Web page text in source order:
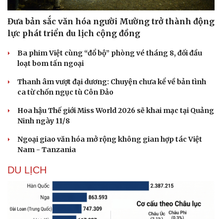
Văn hóa
Sân khấu - Điện ảnh
Âm nhạc
Giải trí
Đưa bản sắc văn hóa người Mường trở thành động
lực phát triển du lịch cộng đồng
Ba phim Việt cùng “đổ bộ” phòng vé tháng 8, đối đầu
loạt bom tấn ngoại
Thanh âm vượt đại dương: Chuyện chưa kể về bản tình
ca từ chốn ngục tù Côn Đảo
Hoa hậu Thế giới Miss World 2026 sẽ khai mạc tại Quảng
Ninh ngày 11/8
Ngoại giao văn hóa mở rộng không gian hợp tác Việt
Nam - Tanzania
DU LỊCH